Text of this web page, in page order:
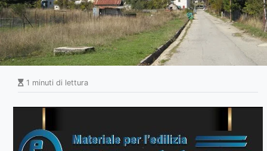
1 minuti di lettura